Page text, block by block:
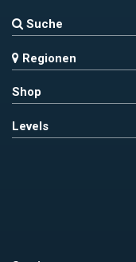
Suche
Regionen
Shop
Levels